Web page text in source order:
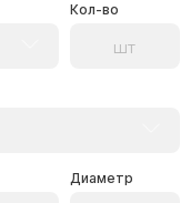
Кол-во
Диаметр